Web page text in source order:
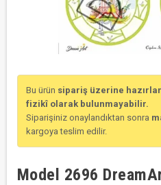
Bu ürün sipariş üzerine
fizikî olarak bulunmayabilir.
Siparişiniz onaylandıktan sonra
kargoya teslim edilir.
Model 2696